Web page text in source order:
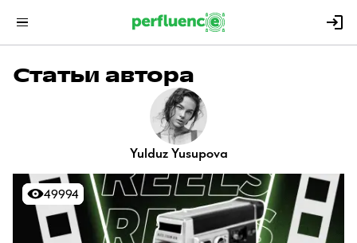
Статьи автора
Yulduz Yusupova
49994
49994